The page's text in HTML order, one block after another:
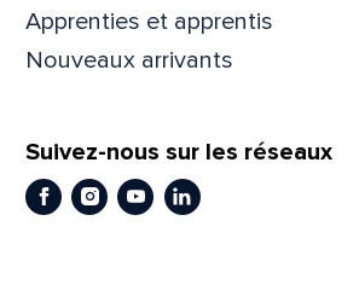
Apprenties et apprentis
Nouveaux arrivants
Suivez-nous sur les réseaux
Facebook
Instagram
YoutubeLinkedIn